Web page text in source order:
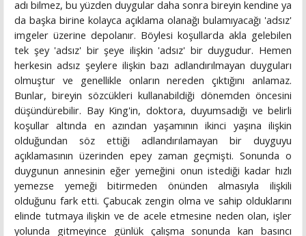
adı bilmez, bu yüzden duygular daha sonra bireyin kendine ya
da başka birine kolayca açıklama olanağı bulamıyacağı 'adsız'
imgeler üzerine depolanır. Böylesi koşullarda akla gelebilen
tek şey 'adsız' bir şeye ilişkin 'adsız' bir duygudur. Hemen
herkesin adsız şeylere ilişkin bazı adlandırılmayan duyguları
olmuştur ve genellikle onların nereden çıktığını anlamaz.
Bunlar, bireyin sözcükleri kullanabildiği dönemden öncesini
düşündürebilir. Bay King'in, doktora, duyumsadığı ve belirli
koşullar altında en azından yaşamının ikinci yaşına ilişkin
olduğundan söz ettiği adlandırılamayan bir duyguyu
açıklamasının üzerinden epey zaman geçmişti. Sonunda o
duygunun annesinin eğer yemeğini onun istediği kadar hızlı
yemezse yemeği bitirmeden önünden almasıyla ilişkili
olduğunu fark etti. Çabucak zengin olma ve sahip olduklarını
elinde tutmaya ilişkin ve de acele etmesine neden olan, işler
yolunda gitmeyince günlük çalışma sonunda kan basıncı